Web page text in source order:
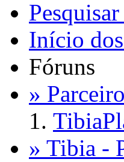
Início
Fóruns
»
» Tibia -